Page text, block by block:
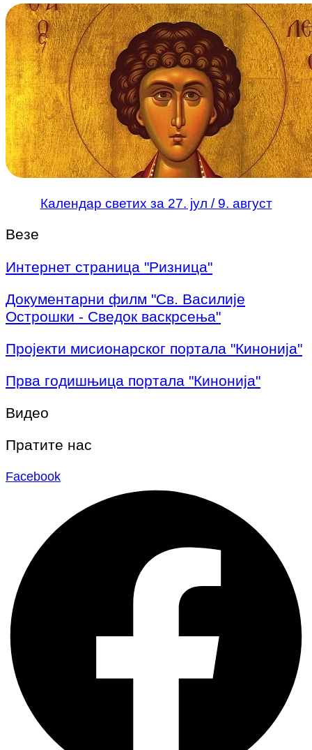
Календар светих за 27. јул / 9. август
Везе
Интернет страница "Ризница"
Документарни филм "Св. Василије
Острошки - Сведок васкрсења"
Пројекти мисионарског портала "Кинонија"
Прва годишњица портала "Кинонија"
Видео
Пратите нас
Facebook